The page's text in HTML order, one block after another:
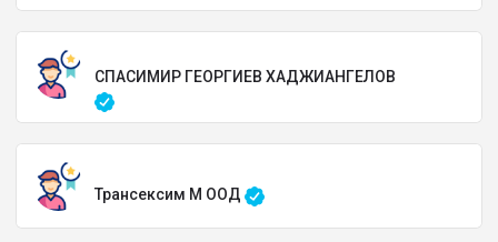
СПАСИМИР ГЕОРГИЕВ ХАДЖИАНГЕЛОВ
Трансексим М ООД